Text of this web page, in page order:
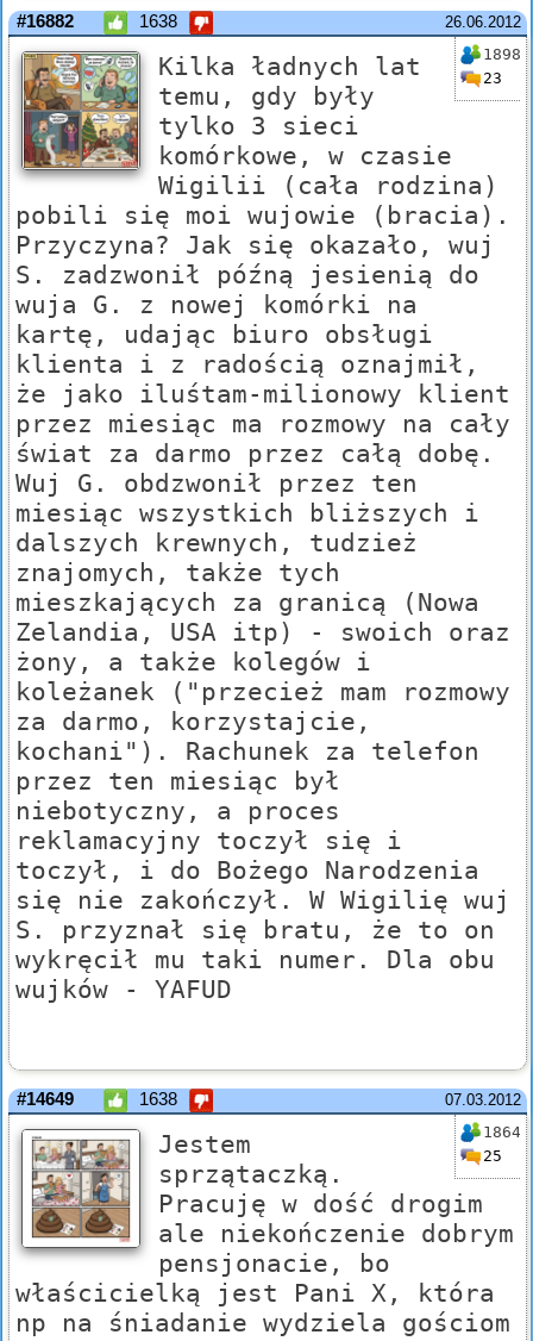
26.06.2012
#16882 1638
1898
23
Kilka ładnych lat
temu, gdy były
tylko 3 sieci
komórkowe, w czasie
Wigilii (cała rodzina)
pobili się moi wujowie (bracia).
Przyczyna? Jak się okazało, wuj
S. zadzwonił późną jesienią do
wuja G. z nowej komórki na
kartę, udając biuro obsługi
klienta i z radością oznajmił,
że jako iluśtam-milionowy klient
przez miesiąc ma rozmowy na cały
świat za darmo przez całą dobę.
Wuj G. obdzwonił przez ten
miesiąc wszystkich bliższych i
dalszych krewnych, tudzież
znajomych, także tych
mieszkających za granicą (Nowa
Zelandia, USA itp) - swoich oraz
żony, a także kolegów i
koleżanek ("przecież mam rozmowy
za darmo, korzystajcie,
kochani"). Rachunek za telefon
przez ten miesiąc był
niebotyczny, a proces
reklamacyjny toczył się i
toczył, i do Bożego Narodzenia
się nie zakończył. W Wigilię wuj
S. przyznał się bratu, że to on
wykręcił mu taki numer. Dla obu
wujków - YAFUD
07.03.2012
#14649 1638
1864
25
Jestem
sprzątaczką.
Pracuję w dość drogim
ale niekończenie dobrym
pensjonacie, bo
właścicielką jest Pani X, która
np na śniadanie wydziela gościom